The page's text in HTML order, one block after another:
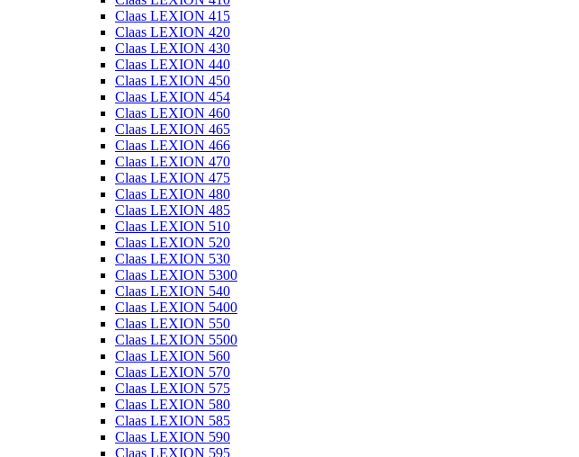
Claas LEXION 415
Claas LEXION 420
Claas LEXION 430
Claas LEXION 440
Claas LEXION 450
Claas LEXION 454
Claas LEXION 460
Claas LEXION 465
Claas LEXION 466
Claas LEXION 470
Claas LEXION 475
Claas LEXION 480
Claas LEXION 485
Claas LEXION 510
Claas LEXION 520
Claas LEXION 530
Claas LEXION 5300
Claas LEXION 540
Claas LEXION 5400
Claas LEXION 550
Claas LEXION 5500
Claas LEXION 560
Claas LEXION 570
Claas LEXION 575
Claas LEXION 580
Claas LEXION 585
Claas LEXION 590
Claas LEXION 595